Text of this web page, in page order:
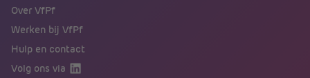
Over VfPf
Werken bij VfPf
Hulp en contact
Volg ons via